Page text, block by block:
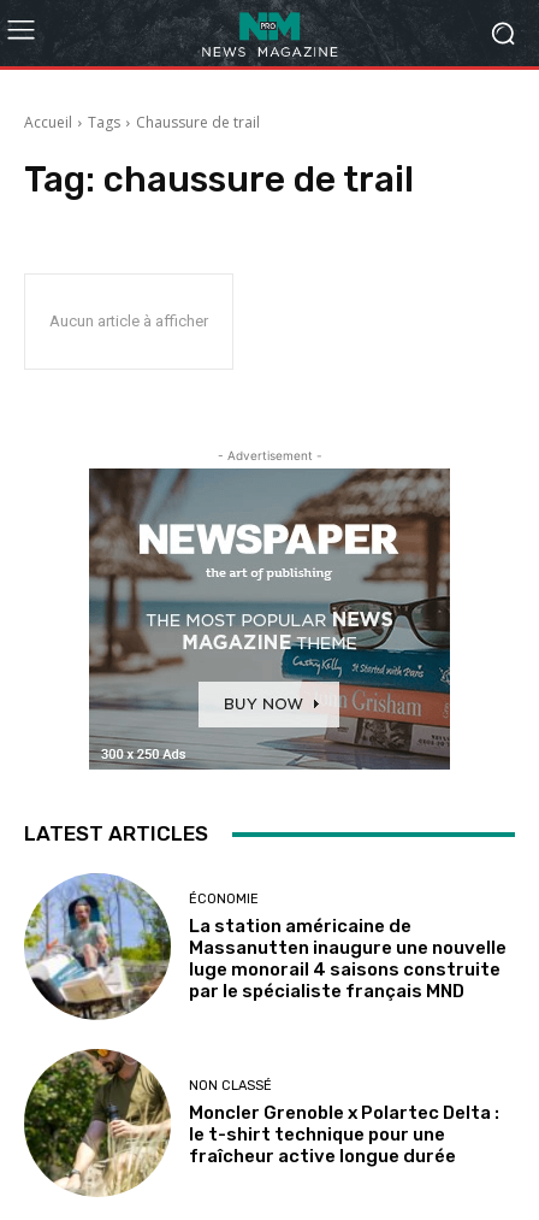
Accueil Tags Chaussure de trail
Tag: chaussure de trail
Aucun article à afficher
- Advertisement -
LATEST ARTICLES
ÉCONOMIE
La station américaine de
Massanutten inaugure une nouvelle
luge monorail 4 saisons construite
par le spécialiste français MND
NON CLASSÉ
Moncler Grenoble x Polartec Delta :
le t-shirt technique pour une
fraîcheur active longue durée